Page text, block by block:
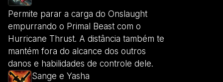
Permite parar a carga do Onslaught
empurrando o Primal Beast com o
Hurricane Thrust. A distância também te
mantém fora do alcance dos outros
danos e habilidades de controle dele.
Sange e Yasha